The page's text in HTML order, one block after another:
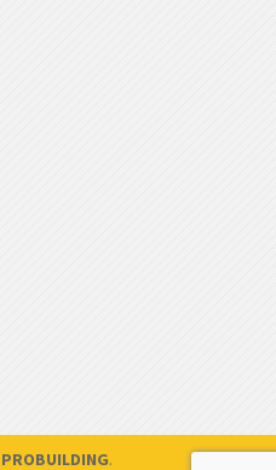
PROBUILDING.